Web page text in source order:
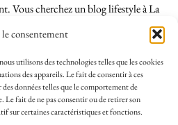
consentement
utilisons des technologies telles que les cookies
des appareils. Le fait de consentir à ces
données telles que le comportement de
Le fait de ne pas consentir ou de retirer son
sur certaines caractéristiques et fonctions.
Vous cherchez un blog lifestyle à La
? Vous êtes au bon endroit. Que vous
dans notre belle ville, j’espère que mes
de La Rochelle comme un·e vrai·e
initié·e. !